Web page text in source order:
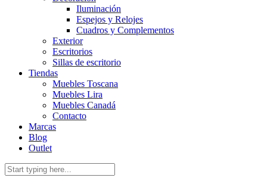
Iluminación
Espejos y Relojes
Cuadros y Complementos
Exterior
Escritorios
Sillas de escritorio
Tiendas
Muebles Toscana
Muebles Lira
Muebles Canadá
Contacto
Marcas
Blog
Outlet